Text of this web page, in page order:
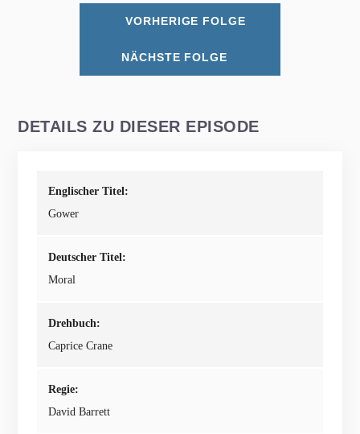
VORHERIGE FOLGE
NÄCHSTE FOLGE
DETAILS ZU DIESER EPISODE
Englischer Titel:
Gower
Deutscher Titel:
Moral
Drehbuch:
Caprice Crane
Regie:
David Barrett